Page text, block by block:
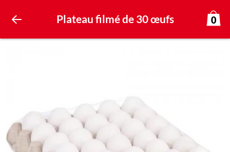
Plateau filmé de 30 œufs 0